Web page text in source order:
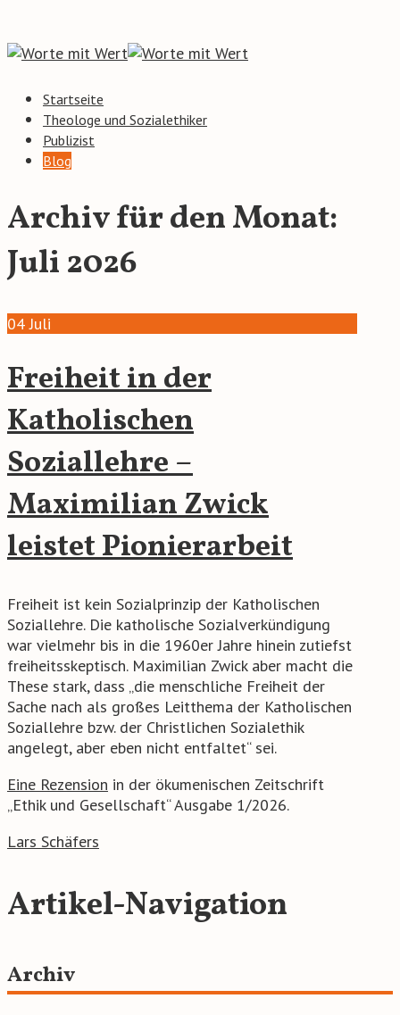
Startseite
Theologe und Sozialethiker
Publizist
Blog
Archiv für den Monat:
Juli 2026
04 Juli
Freiheit in der
Katholischen
Soziallehre –
Maximilian Zwick
leistet Pionierarbeit
Freiheit ist kein Sozialprinzip der Katholischen
Soziallehre. Die katholische Sozialverkündigung
war vielmehr bis in die 1960er Jahre hinein zutiefst
freiheitsskeptisch. Maximilian Zwick aber macht die
These stark, dass „die menschliche Freiheit der
Sache nach als großes Leitthema der Katholischen
Soziallehre bzw. der Christlichen Sozialethik
angelegt, aber eben nicht entfaltet“ sei.
Eine Rezension in der ökumenischen Zeitschrift
„Ethik und Gesellschaft“ Ausgabe 1/2026.
Lars Schäfers
Artikel-Navigation
Archiv